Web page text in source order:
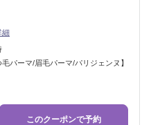
細
毛パーマ/眉毛パーマ/パリジェンヌ】
このクーポンで予約